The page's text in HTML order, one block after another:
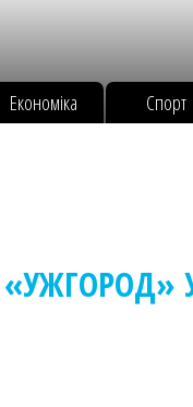
Економіка Спорт